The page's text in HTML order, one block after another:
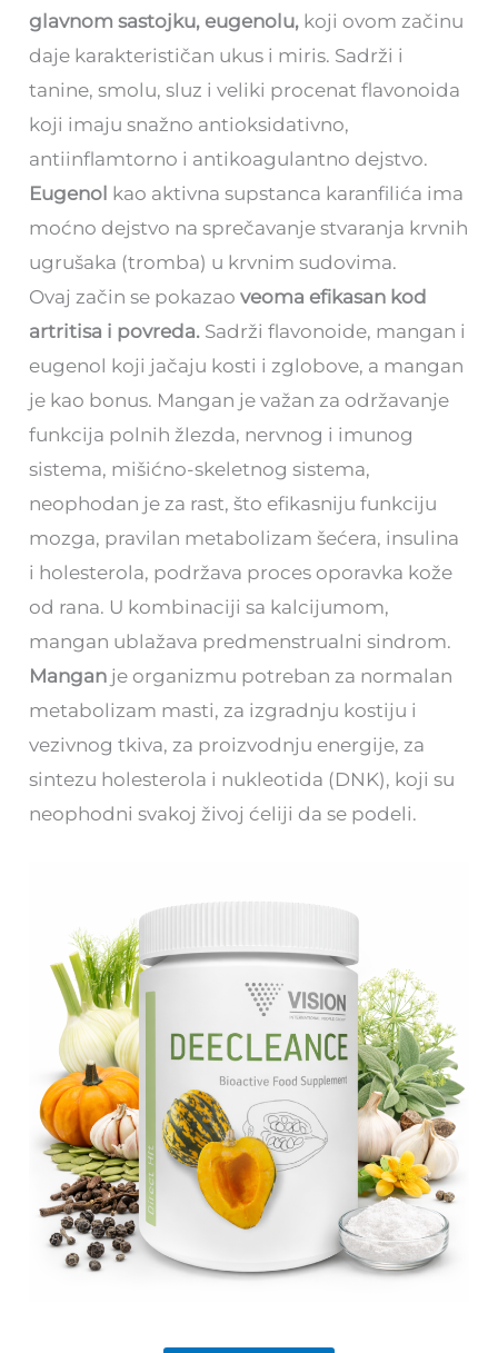
glavnom sastojku, eugenolu, koji ovom začinu
daje karakterističan ukus i miris. Sadrži i
tanine, smolu, sluz i veliki procenat flavonoida
koji imaju snažno antioksidativno,
antiinflamtorno i antikoagulantno dejstvo.
Eugenol kao aktivna supstanca karanfilića ima
moćno dejstvo na sprečavanje stvaranja krvnih
ugrušaka (tromba) u krvnim sudovima.
Ovaj začin se pokazaoveoma efikasan kod
artritisa i povreda. Sadrži flavonoide, mangan i
eugenol koji jačaju kosti i zglobove, a mangan
je kao bonus. Mangan je važan za održavanje
funkcija polnih žlezda, nervnog i imunog
sistema, mišićno-skeletnog sistema,
neophodan je za rast, što efikasniju funkciju
mozga, pravilan metabolizam šećera, insulina
i holesterola, podržava proces oporavka kože
od rana. U kombinaciji sa kalcijumom,
mangan ublažava predmenstrualni sindrom.
Mangan je organizmu potreban za normalan
metabolizam masti, za izgradnju kostiju i
vezivnog tkiva, za proizvodnju energije, za
sintezu holesterola i nukleotida (DNK), koji su
neophodni svakoj živoj ćeliji da se podeli.